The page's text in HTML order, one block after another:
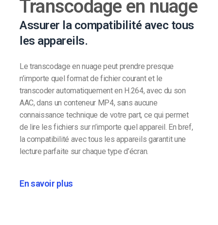
Transcodage en nuage
Assurer la compatibilité avec tous
les appareils.
Le transcodage en nuage peut prendre presque
n’importe quel format de fichier courant et le
transcoder automatiquement en H.264, avec du son
AAC, dans un conteneur MP4, sans aucune
connaissance technique de votre part, ce qui permet
de lire les fichiers sur n’importe quel appareil. En bref,
la compatibilité avec tous les appareils garantit une
lecture parfaite sur chaque type d’écran.
En savoir plus